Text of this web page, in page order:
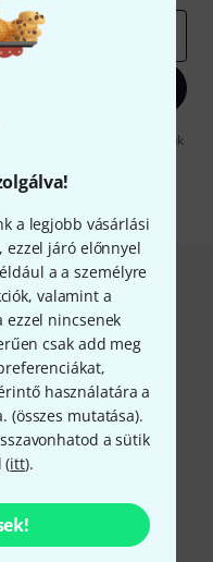
a legjobb vásárlási
járó előnnyel
a a személyre
valamint a
ezzel nincsenek
csak add meg
használatára a
(összes mutatása).
a sütik
(itt).
hogy e-mailben küldjünk
guideline-ben talál.
Banki átutalás vagy